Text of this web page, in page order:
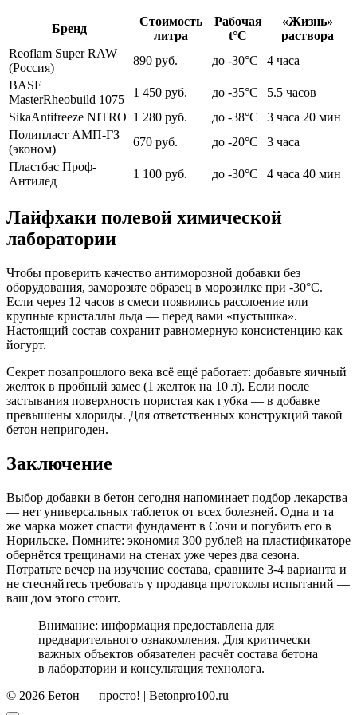
Бренд
Стоимость
литра
Рабочая
t°C
«Жизнь»
раствора
Reoflam Super RAW
(Россия)
890 руб. до -30°C
4 часа
BASF
MasterRheobuild 1075
1 450 руб. до -35°C
5.5 часов
SikaAntifreeze NITRO 1 280 руб. до -38°C
3 часа 20 мин
Полипласт АМП-ГЗ
(эконом)
670 руб. до -20°C
3 часа
Пластбас Проф-
Антилед
1 100 руб. до -30°C 4 часа 40 мин
Лайфхаки полевой химической
лаборатории
Чтобы проверить качество антиморозной добавки без
оборудования, заморозьте образец в морозилке при -30°C.
Если через 12 часов в смеси появились расслоение или
крупные кристаллы льда — перед вами «пустышка».
Настоящий состав сохранит равномерную консистенцию как
йогурт.
Секрет позапрошлого века всё ещё работает: добавьте яичный
желток в пробный замес (1 желток на 10 л). Если после
застывания поверхность пористая как губка — в добавке
превышены хлориды. Для ответственных конструкций такой
бетон непригоден.
Заключение
Выбор добавки в бетон сегодня напоминает подбор лекарства
— нет универсальных таблеток от всех болезней. Одна и та
же марка может спасти фундамент в Сочи и погубить его в
Норильске. Помните: экономия 300 рублей на пластификаторе
обернётся трещинами на стенах уже через два сезона.
Потратьте вечер на изучение состава, сравните 3-4 варианта и
не стесняйтесь требовать у продавца протоколы испытаний —
ваш дом этого стоит.
Внимание: информация предоставлена для
предварительного ознакомления. Для критически
важных объектов обязателен расчёт состава бетона
в лаборатории и консультация технолога.
© 2026 Бетон — просто! | Betonpro100.ru